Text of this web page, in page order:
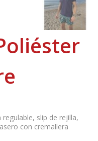
slip de rejilla,
con cremallera